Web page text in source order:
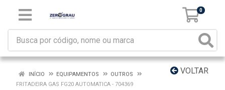
0
VOLTAR
INÍCIO EQUIPAMENTOS
OUTROS
FRITADEIRA GAS FG20 AUTOMATICA - 704369